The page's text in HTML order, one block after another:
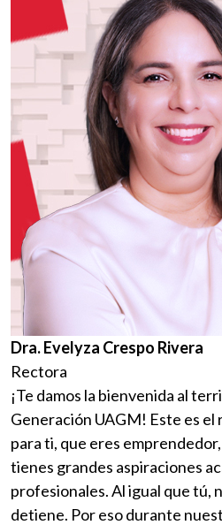
Dra. Evelyza Crespo Rivera
Rectora
¡Te damos la bienvenida al
Generación UAGM! Este es
para ti, que eres
tienes grandes aspiraciones
profesionales. Al igual que tú,
detiene. Por eso durante